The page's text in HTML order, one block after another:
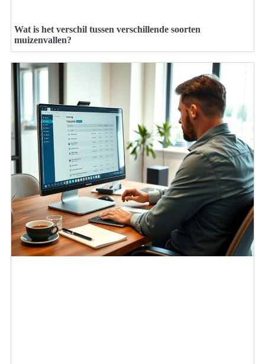
Wat is het verschil tussen verschillende soorten
muizenvallen?